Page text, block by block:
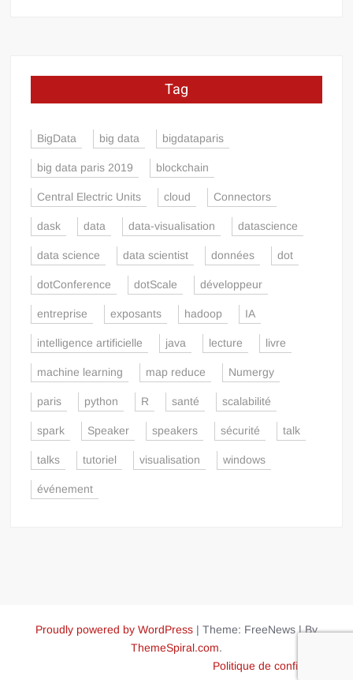
Tag
BigData big data bigdataparis
big data paris 2019 blockchain
Central Electric Units cloud Connectors
dask data data-visualisation datascience
data science data scientist données dot
dotConference dotScale développeur
entreprise exposants hadoop IA
intelligence artificielle java lecture livre
machine learning map reduce Numergy
paris python R santé scalabilité
spark Speaker speakers sécurité talk
talks tutoriel visualisation windows
événement
Proudly powered by WordPress | Theme: FreeNews|By
ThemeSpiral.com.
Politique de confidentialité